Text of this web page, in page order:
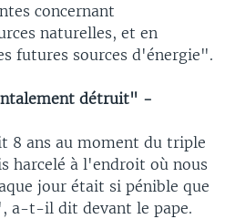
concernant
naturelles, et en
futures sources d'énergie".
détruit" -
8 ans au moment du triple
harcelé à l'endroit où nous
jour était si pénible que
a-t-il dit devant le pape.